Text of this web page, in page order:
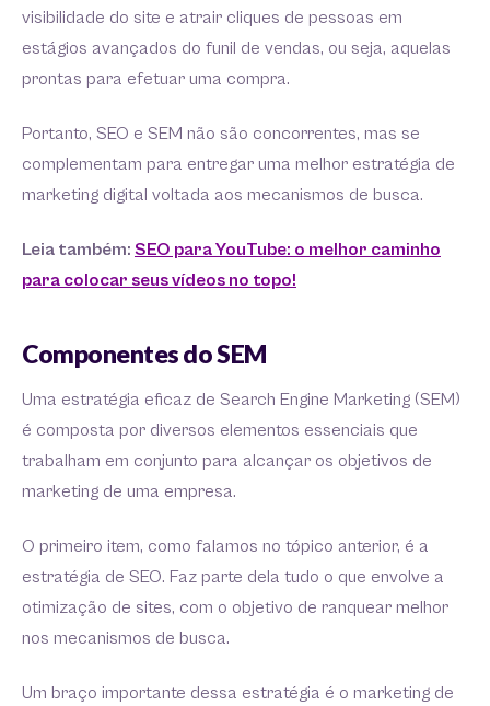
visibilidade do site e atrair cliques de pessoas em
estágios avançados do funil de vendas, ou seja, aquelas
prontas para efetuar uma compra.
Portanto, SEO e SEM não são concorrentes, mas se
complementam para entregar uma melhor estratégia de
marketing digital voltada aos mecanismos de busca.
Leia também: SEO para YouTube: o melhor caminho
para colocar seus vídeos no topo!
Componentes do SEM
Uma estratégia eficaz de Search Engine Marketing (SEM)
é composta por diversos elementos essenciais que
trabalham em conjunto para alcançar os objetivos de
marketing de uma empresa.
O primeiro item, como falamos no tópico anterior, é a
estratégia de SEO. Faz parte dela tudo o que envolve a
otimização de sites, com o objetivo de ranquear melhor
nos mecanismos de busca.
Um braço importante dessa estratégia é o marketing de